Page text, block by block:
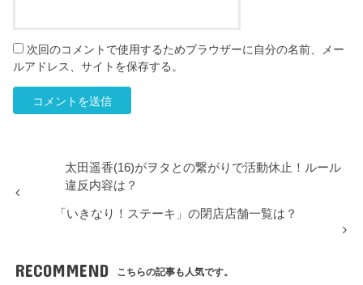
次回のコメントで使用するためブラウザーに自分の名前、メー
ルアドレス、サイトを保存する。
太田遥香(16)がヲタとの繋がりで活動休止！ルール
違反内容は？
「いきなり！ステーキ」の閉店店舗一覧は？
RECOMMEND こちらの記事も人気です。